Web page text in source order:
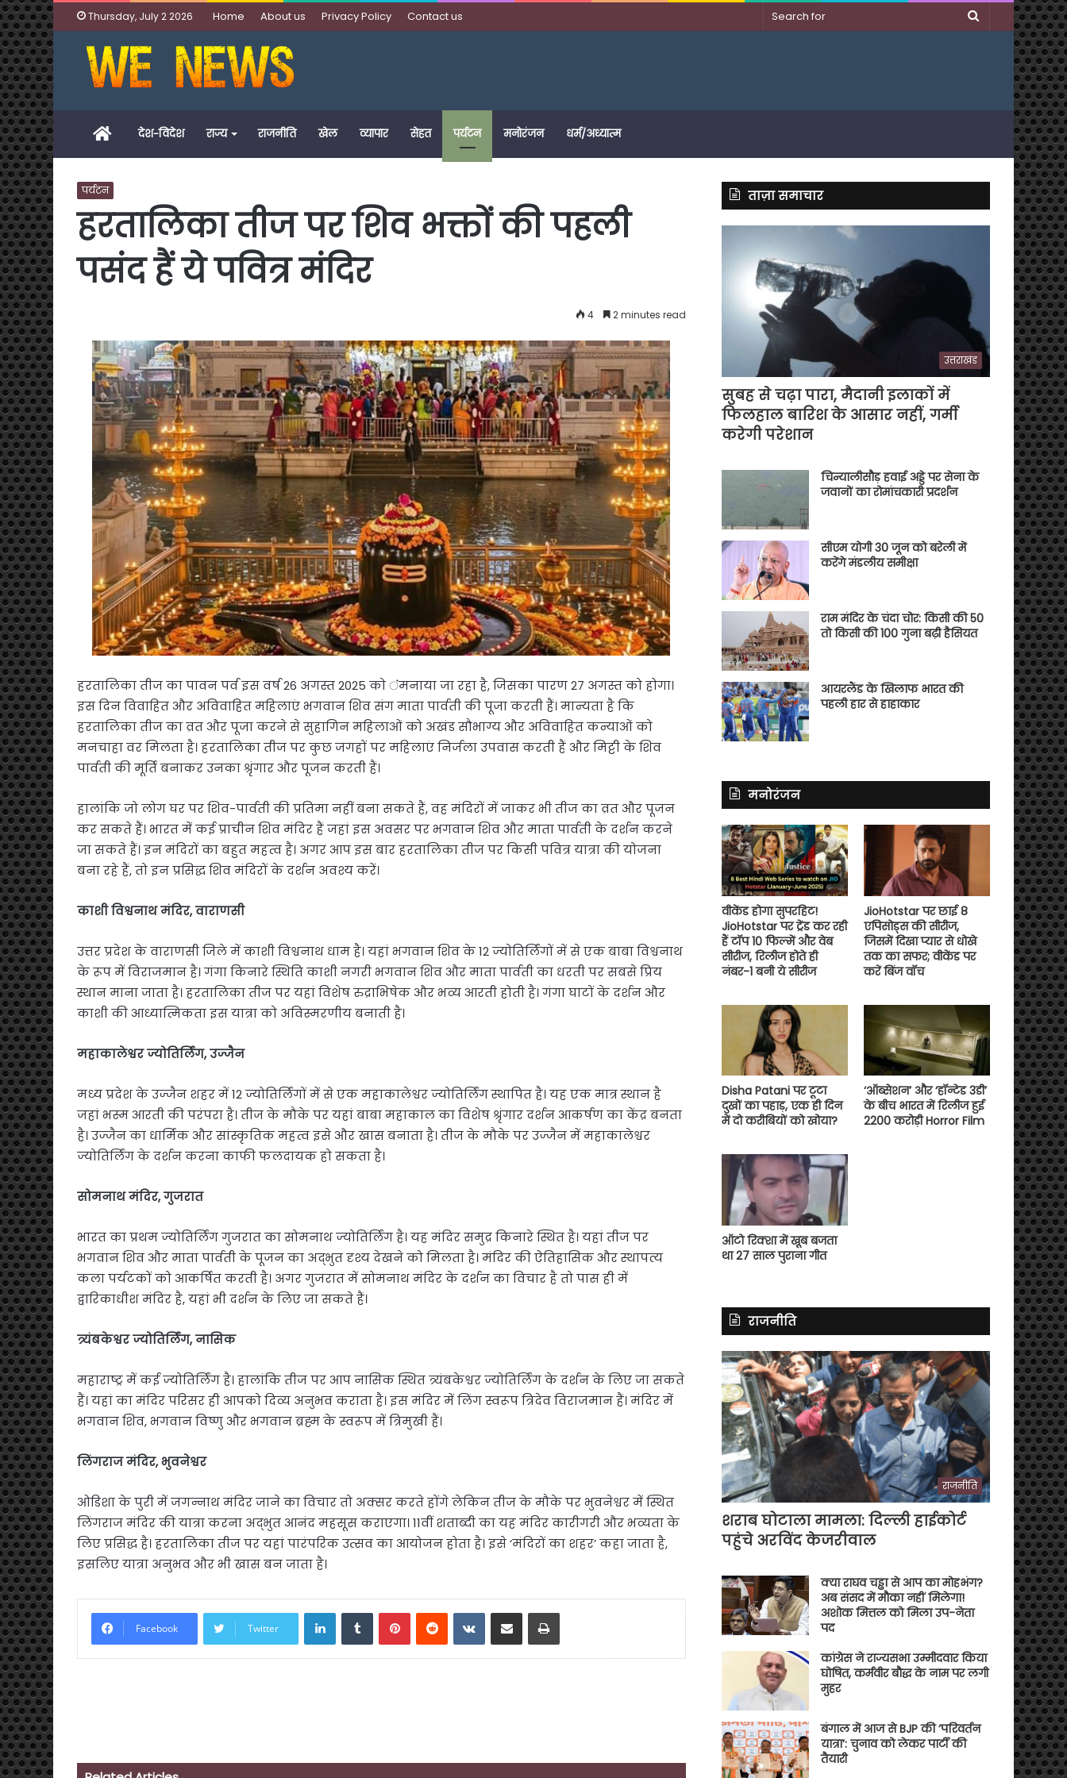
Thursday, July 2 2026 Home About us Privacy Policy Contact us
Search
Homeदेश-विदेश राज्य राजनीति खेल व्यापार सेहत पर्यटन मनोरंजन धर्म/अध्यात्म
पर्यटन
हरतालिका तीज पर शिव भक्तों की पहली
पसंद हैं ये पवित्र मंदिर
4 2 minutes read
हरतालिका तीज का पावन पर्व इस वर्ष 26 अगस्त 2025 को ंंमनाया जा रहा है, जिसका पारण 27 अगस्त को होगा।
इस दिन विवाहित और अविवाहित महिलाएं भगवान शिव संग माता पार्वती की पूजा करती हैं। मान्यता है कि
हरतालिका तीज का व्रत और पूजा करने से सुहागिन महिलाओं को अखंड सौभाग्य और अविवाहित कन्याओं को
मनचाहा वर मिलता है। हरतालिका तीज पर कुछ जगहों पर महिलाएं निर्जला उपवास करती हैं और मिट्टी के शिव
पार्वती की मूर्ति बनाकर उनका श्रृंगार और पूजन करती हैं।
हालांकि जो लोग घर पर शिव-पार्वती की प्रतिमा नहीं बना सकते हैं, वह मंदिरों में जाकर भी तीज का व्रत और पूजन
कर सकते हैं। भारत में कई प्राचीन शिव मंदिर हैं जहां इस अवसर पर भगवान शिव और माता पार्वती के दर्शन करने
जा सकते हैं। इन मंदिरों का बहुत महत्व है। अगर आप इस बार हरतालिका तीज पर किसी पवित्र यात्रा की योजना
बना रहे हैं, तो इन प्रसिद्ध शिव मंदिरों के दर्शन अवश्य करें।
काशी विश्वनाथ मंदिर, वाराणसी
उत्तर प्रदेश के वाराणसी जिले में काशी विश्वनाथ धाम है। यहां भगवान शिव के 12 ज्योतिर्लिंगों में से एक बाबा विश्वनाथ
के रूप में विराजमान है। गंगा किनारे स्थिति काशी नगरी भगवान शिव और माता पार्वती का धरती पर सबसे प्रिय
स्थान माना जाता है। हरतालिका तीज पर यहां विशेष रुद्राभिषेक और भव्य आरती होती है। गंगा घाटों के दर्शन और
काशी की आध्यात्मिकता इस यात्रा को अविस्मरणीय बनाती है।
महाकालेश्वर ज्योतिर्लिंग, उज्जैन
मध्य प्रदेश के उज्जैन शहर में 12 ज्योतिर्लिंगों में से एक महाकालेश्वर ज्योतिर्लिंग स्थापित है। यह एक मात्र स्थान है
जहां भस्म आरती की परंपरा है। तीज के मौके पर यहां बाबा महाकाल का विशेष श्रृंगार दर्शन आकर्षण का केंद्र बनता
है। उज्जैन का धार्मिक और सांस्कृतिक महत्व इसे और खास बनाता है। तीज के मौके पर उज्जैन में महाकालेश्वर
ज्योतिर्लिंग के दर्शन करना काफी फलदायक हो सकता है।
सोमनाथ मंदिर, गुजरात
भारत का प्रथम ज्योतिर्लिंग गुजरात का सोमनाथ ज्योतिर्लिंग है। यह मंदिर समुद्र किनारे स्थित है। यहां तीज पर
भगवान शिव और माता पार्वती के पूजन का अद्भुत दृश्य देखने को मिलता है। मंदिर की ऐतिहासिक और स्थापत्य
कला पर्यटकों को आकर्षित करती है। अगर गुजरात में सोमनाथ मंदिर के दर्शन का विचार है तो पास ही में
द्वारिकाधीश मंदिर है, यहां भी दर्शन के लिए जा सकते हैं।
त्र्यंबकेश्वर ज्योतिर्लिंग, नासिक
महाराष्ट्र में कई ज्योतिर्लिंग है। हालांकि तीज पर आप नासिक स्थित त्र्यंबकेश्वर ज्योतिर्लिंग के दर्शन के लिए जा सकते
हैं। यहां का मंदिर परिसर ही आपको दिव्य अनुभव कराता है। इस मंदिर में लिंग स्वरूप त्रिदेव विराजमान हैं। मंदिर में
भगवान शिव, भगवान विष्णु और भगवान ब्रह्म के स्वरूप में त्रिमुखी हैं।
लिंगराज मंदिर, भुवनेश्वर
ओडिशा के पुरी में जगन्नाथ मंदिर जाने का विचार तो अक्सर करते होंगे लेकिन तीज के मौके पर भुवनेश्वर में स्थित
लिंगराज मंदिर की यात्रा करना अद्भुत आनंद महसूस कराएगा। 11वीं शताब्दी का यह मंदिर कारीगरी और भव्यता के
लिए प्रसिद्ध है। हरतालिका तीज पर यहां पारंपरिक उत्सव का आयोजन होता है। इसे ‘मंदिरों का शहर’ कहा जाता है,
इसलिए यात्रा अनुभव और भी खास बन जाता है।
Facebook Twitter
LinkedInTumblrPinterestReddit VKontakte
Share via Email Print
ताज़ा समाचार
उत्तराखंड
सुबह से चढ़ा पारा, मैदानी इलाकों में
फिलहाल बारिश के आसार नहीं, गर्मी
करेगी परेशान
चिन्यालीसौड़ हवाई अड्डे पर सेना के
जवानों का रोमांचकारी प्रदर्शन
सीएम योगी 30 जून को बरेली में
करेंगे मंडलीय समीक्षा
राम मंदिर के चंदा चोर: किसी की 50
तो किसी की 100 गुना बढ़ी हैसियत
आयरलैंड के खिलाफ भारत की
पहली हार से हाहाकार
मनोरंजन
वीकेंड होगा सुपरहिट!
JioHotstar पर ट्रेंड कर रही
हैं टॉप 10 फिल्में और वेब
सीरीज, रिलीज होते ही
नंबर-1 बनी ये सीरीज
JioHotstar पर छाई 8
एपिसोड्स की सीरीज,
जिसमें दिखा प्यार से धोखे
तक का सफर; वीकेंड पर
करें बिंज वॉच
Disha Patani पर टूटा
दुखों का पहाड़, एक ही दिन
में दो करीबियों को खोया?
‘ऑब्सेशन’ और ‘हॉन्टेड 3डी’
के बीच भारत में रिलीज हुई
2200 करोड़ी Horror Film
ऑटो रिक्शा में खूब बजता
था 27 साल पुराना गीत
राजनीति
राजनीति
शराब घोटाला मामला: दिल्ली हाईकोर्ट
पहुंचे अरविंद केजरीवाल
क्या राघव चड्ढा से आप का मोहभंग?
अब संसद में मौका नहीं मिलेगा!
अशोक मित्तल को मिला उप-नेता
पद
कांग्रेस ने राज्यसभा उम्मीदवार किया
घोषित, कर्मवीर बौद्ध के नाम पर लगी
मुहर
बंगाल में आज से BJP की ‘परिवर्तन
यात्रा’: चुनाव को लेकर पार्टी की
तैयारी